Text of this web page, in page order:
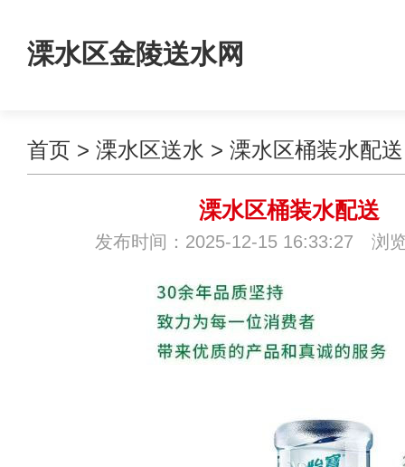
溧水区金陵送水网
首页 > 溧水区送水 > 溧水区桶装水配送
溧水区桶装水配送
发布时间：2025-12-15 16:33:27 浏